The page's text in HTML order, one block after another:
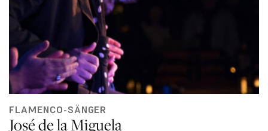
FLAMENCO-SÄNGER
José de la Miguela